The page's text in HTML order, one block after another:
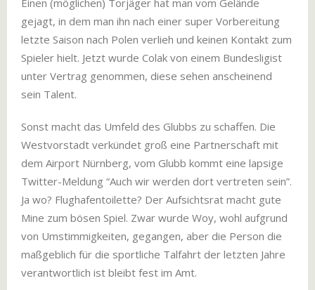
Einen (möglichen) Torjäger hat man vom Gelände
gejagt, in dem man ihn nach einer super Vorbereitung
letzte Saison nach Polen verlieh und keinen Kontakt zum
Spieler hielt. Jetzt wurde Colak von einem Bundesligist
unter Vertrag genommen, diese sehen anscheinend
sein Talent.
Sonst macht das Umfeld des Glubbs zu schaffen. Die
Westvorstadt verkündet groß eine Partnerschaft mit
dem Airport Nürnberg, vom Glubb kommt eine lapsige
Twitter-Meldung “Auch wir werden dort vertreten sein”.
Ja wo? Flughafentoilette? Der Aufsichtsrat macht gute
Mine zum bösen Spiel. Zwar wurde Woy, wohl aufgrund
von Umstimmigkeiten, gegangen, aber die Person die
maßgeblich für die sportliche Talfahrt der letzten Jahre
verantwortlich ist bleibt fest im Amt.